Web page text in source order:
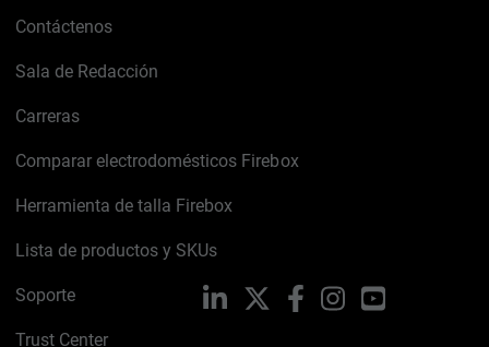
Contáctenos
Sala de Redacción
Carreras
Comparar electrodomésticos Firebox
Herramienta de talla Firebox
Lista de productos y SKUs
Soporte
Trust Center
LinkedIn FacebookInstagramYouTube